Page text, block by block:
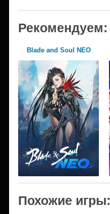
Рекомендуем:
Blade and Soul NEO
Похожие игры: